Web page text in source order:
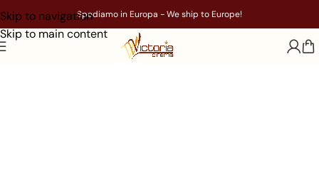
Skip to navigation
Skip to main content
Spediamo in Europa - We ship to Europe!
Lo store del
Cinema Victoria